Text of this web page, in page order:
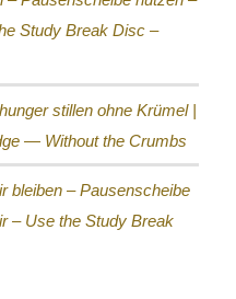
Study Break Disc –
stillen ohne Krümel |
— Without the Crumbs
bleiben – Pausenscheibe
– Use the Study Break